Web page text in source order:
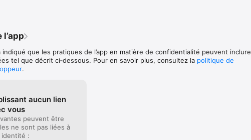
d’autres applications, pour créer des solutions complètes.
Apple Remote Desktop.
indiqué que les pratiques de l’app en matière de confidentialité peuvent inclure
tel que décrit ci‑dessous. Pour en savoir plus, consultez la politique de
.
aucun lien
vous
peuvent être
ne sont pas liées à
: